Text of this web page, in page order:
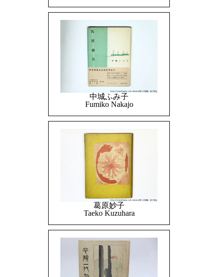
中城ふみ子
Fumiko Nakajo
葛原妙子
Taeko Kuzuhara